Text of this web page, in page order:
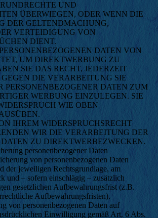
UND
ÜBERWIEGEN, ODER WENN DIE
DER GELTENDMACHUNG,
VERTEIDIGUNG VON
DIENT.
DATEN VON
UM DIREKTWERBUNG ZU
SIE DAS RECHT, JEDERZEIT
DIE VERARBEITUNG SIE
PERSONENBEZOGENER DATEN ZUM
WERBUNG EINZULEGEN. SIE
WIE OBEN
IHREM WIDERSPRUCHSRECHT
WIR DIE VERARBEITUNG DER
ZU DIREKTWERBEZWECKEN.
personenbezogener Daten
von personenbezogenen Daten
der jeweiligen Rechtsgrundlage, am
und – sofern einschlägig – zusätzlich
gesetzlichen Aufbewahrungsfrist (z.B.
Aufbewahrungsfristen).
von personenbezogenen Daten auf
Einwilligung gemäß Art. 6 Abs.